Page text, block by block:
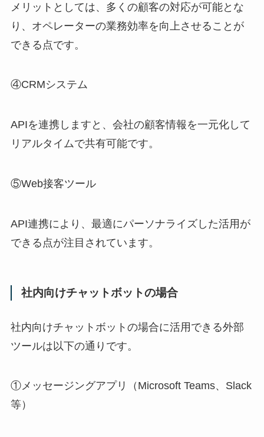
メリットとしては、多くの顧客の対応が可能とな
り、オペレーターの業務効率を向上させることが
できる点です。
④CRMシステム
APIを連携しますと、会社の顧客情報を一元化して
リアルタイムで共有可能です。
⑤Web接客ツール
API連携により、最適にパーソナライズした活用が
できる点が注目されています。
社内向けチャットボットの場合
社内向けチャットボットの場合に活用できる外部
ツールは以下の通りです。
①メッセージングアプリ（Microsoft Teams、Slack
等）